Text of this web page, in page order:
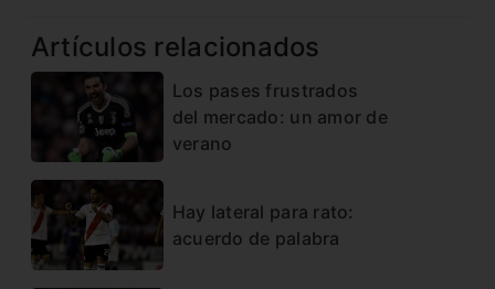
Artículos relacionados
Los pases frustrados
del mercado: un amor de
verano
Hay lateral para rato:
acuerdo de palabra